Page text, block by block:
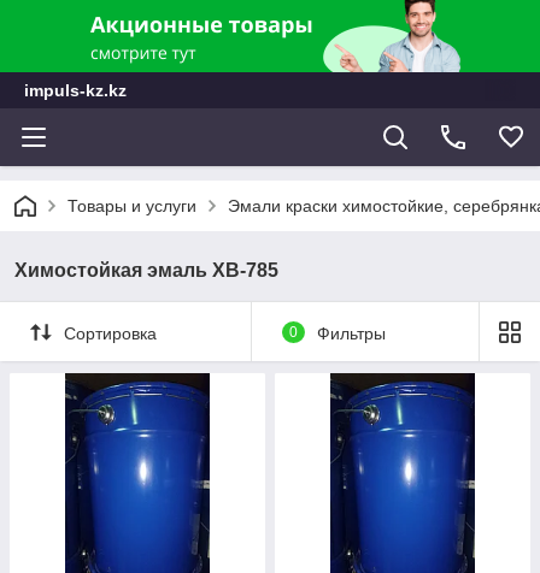
impuls-kz.kz
Товары и услуги Эмали краски химостойкие,
Химостойкая эмаль ХВ-785
Сортировка 0 Фильтры